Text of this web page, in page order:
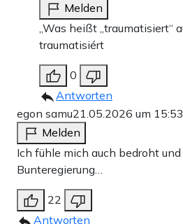
Melden
„Was heißt „traumatisiert“
traumatisiért
0
Antworten
egon samu21.05.2026 um
Melden
Ich fühle mich auch bedroht
Bunteregierung…
22
Antworten